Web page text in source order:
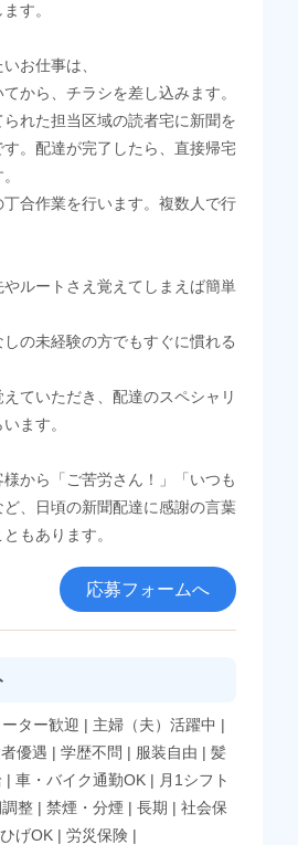
す。
お仕事は、
から、チラシを差し込みます。
れた担当区域の読者宅に新聞を
。配達が完了したら、直接帰宅
合作業を行います。複数人で行
ルートさえ覚えてしまえば簡単
の未経験の方でもすぐに慣れる
ていただき、配達のスペシャリ
ます。
から「ご苦労さん！」「いつも
、日頃の新聞配達に感謝の言葉
もあります。
応募フォームへ
ター歓迎 | 主婦（夫）活躍中 |
優遇 | 学歴不問 | 服装自由 | 髪
| 車・バイク通勤OK | 月1シフト
整 | 禁煙・分煙 | 長期 | 社会保
ひげOK | 労災保険 |